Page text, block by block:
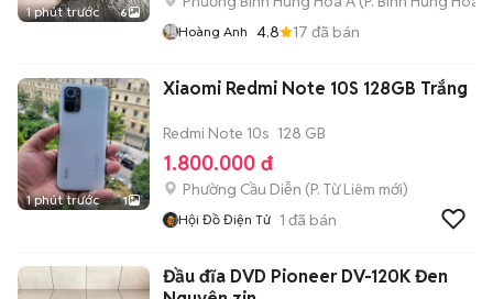
1 phút trước 6
Hoàng Anh 4.8 17 đã bán
1 phút trước 1
Xiaomi Redmi Note 10S 128GB Trắng
Redmi Note 10s 128 GB
1.800.000 đ
Phường Cầu Diễn (P. Từ Liêm mới)
Hội Đồ Điện Tử 1 đã bán
Đầu đĩa DVD Pioneer DV-120K Đen